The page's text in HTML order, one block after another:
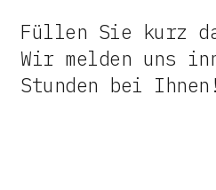
Füllen Sie kurz
Wir melden uns
Stunden bei